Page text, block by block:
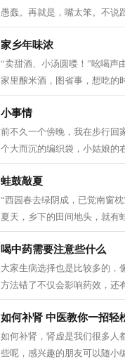
愚蠢。再就是，嘴太笨。不说
家乡年味浓
“卖甜酒、小汤圆喽！”吆喝声
家里酿米酒，图省事，想吃的
小事情
前不久一个傍晚，我在步行回
个大而沉的编织袋，小姑娘的
蛙鼓敲夏
“西园春去绿阴成，已觉南窗
夏天，乡下的田间地头，就有
喝中药需要注意些什么
大家生病选择也是比较多的，
方法错了不仅会影响药效，还
如何补肾 中医教你一招轻
如何补肾，肾虚是我们很多人
些呢，感兴趣的朋友可以随小